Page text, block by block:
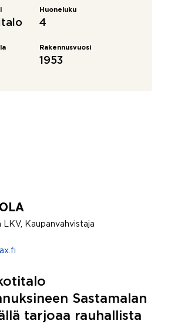
Huoneluku
4
Rakennusvuosi
1953
Kaupanvahvistaja
Sastamalan
tarjoaa rauhallista